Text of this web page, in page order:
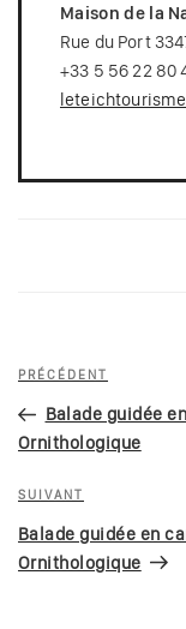
Maison de la
Rue du Port
+33 5 56 22 80
Navigation
l’article
Article
précédent
PRÉCÉDENT
Balade guidée
Ornithologique
Article
suivant
SUIVANT
Balade guidée en
Ornithologique